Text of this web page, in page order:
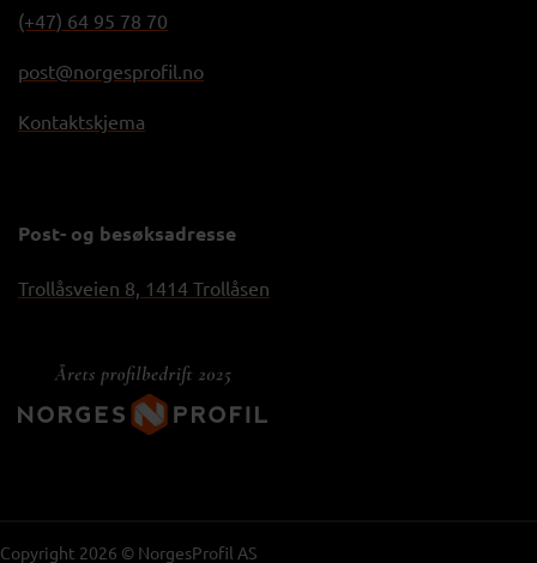
(+47) 64 95 78 70
post@norgesprofil.no
Kontaktskjema
Post- og besøksadresse
Trollåsveien 8, 1414 Trollåsen
Copyright 2026 © NorgesProfil AS